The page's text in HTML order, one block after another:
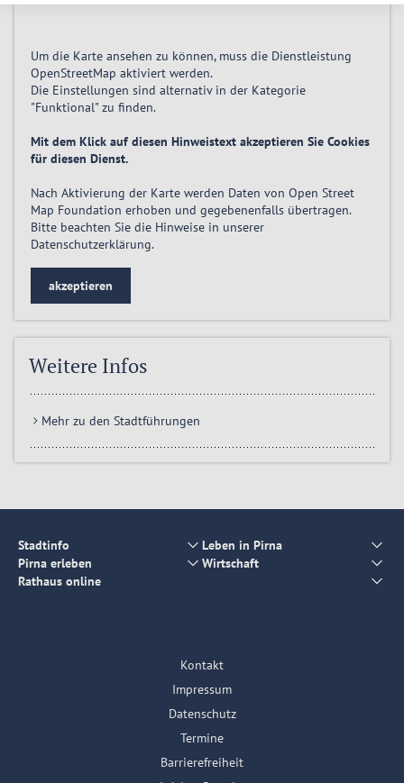
Um die Karte ansehen zu können, muss die Dienstleistung
OpenStreetMap aktiviert werden.
Die Einstellungen sind alternativ in der Kategorie
"Funktional" zu finden.
Mit dem Klick auf diesen Hinweistext akzeptieren Sie Cookies
für diesen Dienst.
Nach Aktivierung der Karte werden Daten von Open Street
Map Foundation erhoben und gegebenenfalls übertragen.
Bitte beachten Sie die Hinweise in unserer
Datenschutzerklärung.
akzeptieren
Weitere Infos
Mehr zu den Stadtführungen
Stadtinfo
Leben in Pirna
Pirna erleben
Wirtschaft
Rathaus online
Kontakt
Impressum
Datenschutz
Termine
Barrierefreiheit